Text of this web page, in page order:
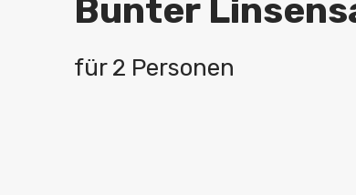
Bunter
für 2 Personen